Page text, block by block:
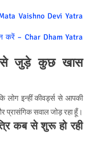
Mata Vaishno Devi Yatra
करें – Char Dham Yatra
से जुड़े कुछ खास
लोग इन्हीं कीवर्ड्स से आपकी
प्रासंगिक सवाल जोड़ रहा हूँ।
कब से शुरू हो रही